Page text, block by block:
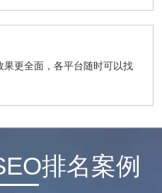
果更全面，各平台随时可以找
排名案例